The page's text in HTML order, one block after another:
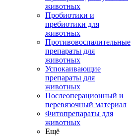
животных
Пробиотики и
пребиотики для
животных
Противовоспалительные
препараты для
животных
Успокаивающие
препараты для
животных
Послеоперационный и
перевязочный материал
Фитопрепараты для
животных
Ещё